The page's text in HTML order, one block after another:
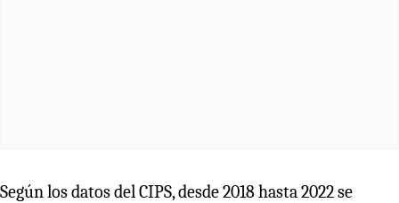
Según los datos del CIPS, desde 2018 hasta 2022 se